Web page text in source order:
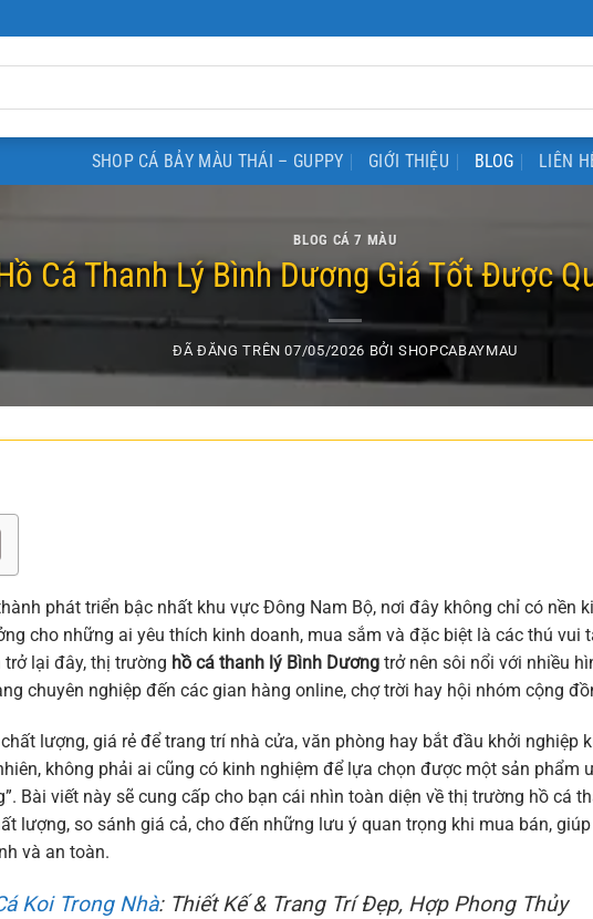
SHOP CÁ BẢY MÀU THÁI – GUPPY GIỚI THIỆU BLOG LIÊN
BLOG CÁ 7 MÀU
Cá Thanh Lý Bình Dương Giá Tốt Được
ĐÃ ĐĂNG TRÊN07/05/2026 BỞISHOPCABAYMAU
phát triển bậc nhất khu vực Đông Nam Bộ, nơi đây không chỉ có nền
cho những ai yêu thích kinh doanh, mua sắm và đặc biệt là các thú vui
lại đây, thị trường hồ cá thanh lý Bình Dương trở nên sôi nổi với nhiều
chuyên nghiệp đến các gian hàng online, chợ trời hay hội nhóm cộng
lượng, giá rẻ để trang trí nhà cửa, văn phòng hay bắt đầu khởi nghiệp
không phải ai cũng có kinh nghiệm để lựa chọn được một sản phẩm
Bài viết này sẽ cung cấp cho bạn cái nhìn toàn diện về thị trường hồ cá
lượng, so sánh giá cả, cho đến những lưu ý quan trọng khi mua bán, giúp
và an toàn.
Koi Trong Nhà: Thiết Kế & Trang Trí Đẹp, Hợp Phong Thủy